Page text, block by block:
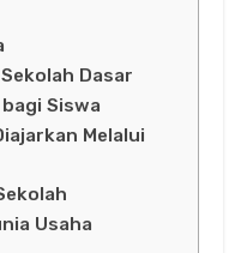
Dasar
Siswa
Melalui
Usaha